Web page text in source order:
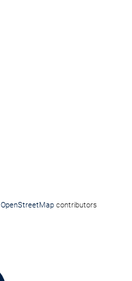
OpenStreetMap contributors